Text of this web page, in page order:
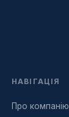
НАВІГАЦІЯ
Про компанію